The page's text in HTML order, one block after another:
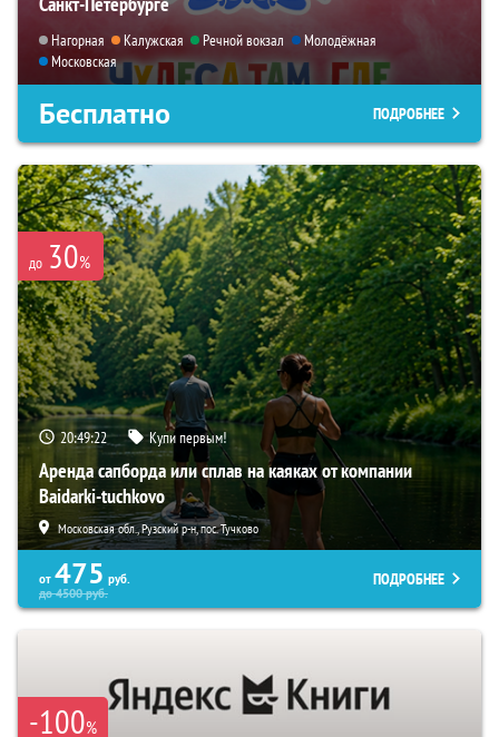
Нагорная Калужская Речной вокзал
Молодёжная
Московская
Бесплатно ПОДРОБНЕЕ
до 30%
20:49:22 Купи первым!
Аренда сапборда или сплав на каяках от компании
Baidarki-tuchkovo
Московская обл., Рузский р-н, пос. Тучково
от 475 руб.
до4500руб.
ПОДРОБНЕЕ
-100%